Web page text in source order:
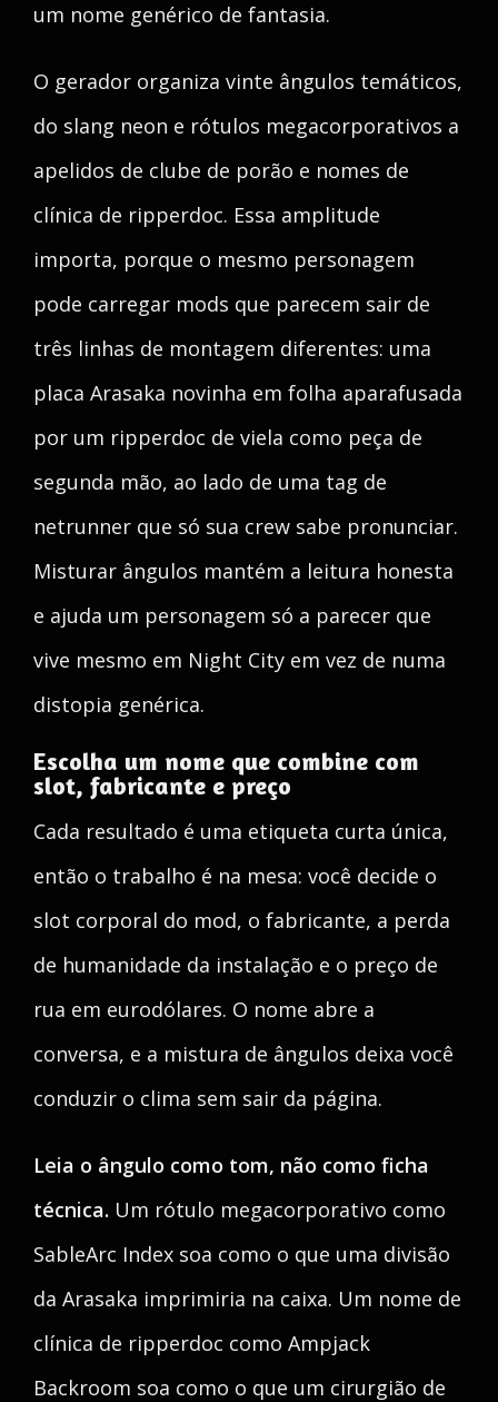
um nome genérico de fantasia.
O gerador organiza vinte ângulos temáticos,
do slang neon e rótulos megacorporativos a
apelidos de clube de porão e nomes de
clínica de ripperdoc. Essa amplitude
importa, porque o mesmo personagem
pode carregar mods que parecem sair de
três linhas de montagem diferentes: uma
placa Arasaka novinha em folha aparafusada
por um ripperdoc de viela como peça de
segunda mão, ao lado de uma tag de
netrunner que só sua crew sabe pronunciar.
Misturar ângulos mantém a leitura honesta
e ajuda um personagem só a parecer que
vive mesmo em Night City em vez de numa
distopia genérica.
Escolha um nome que combine com
slot, fabricante e preço
Cada resultado é uma etiqueta curta única,
então o trabalho é na mesa: você decide o
slot corporal do mod, o fabricante, a perda
de humanidade da instalação e o preço de
rua em eurodólares. O nome abre a
conversa, e a mistura de ângulos deixa você
conduzir o clima sem sair da página.
Leia o ângulo como tom, não como ficha
técnica. Um rótulo megacorporativo como
SableArc Index soa como o que uma divisão
da Arasaka imprimiria na caixa. Um nome de
clínica de ripperdoc como Ampjack
Backroom soa como o que um cirurgião de